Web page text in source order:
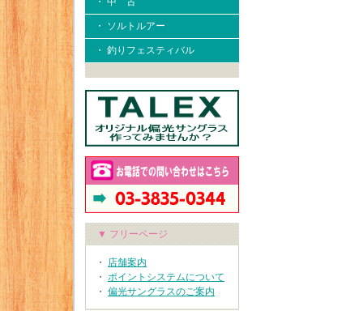
・ ソルトルアー
・ 釣りフェスティバル
▼ フリーページ
・ 店舗案内
・ ポイントシステムについて
・ 偏光サングラスのご案内